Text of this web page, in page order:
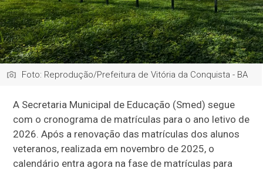
Foto: Reprodução/Prefeitura de Vitória da Conquista - BA
A Secretaria Municipal de Educação (Smed) segue
com o cronograma de matrículas para o ano letivo de
2026. Após a renovação das matrículas dos alunos
veteranos, realizada em novembro de 2025, o
calendário entra agora na fase de matrículas para